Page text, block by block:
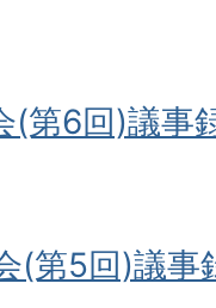
(第6回)議事
(第5回)議事